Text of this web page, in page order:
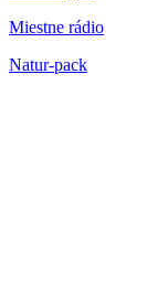
Miestne rádio
Natur-pack